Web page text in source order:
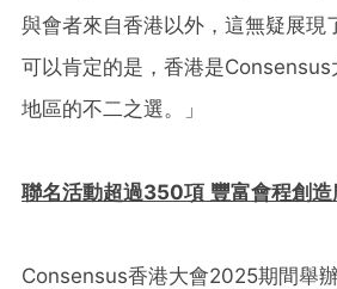
與會者來自香港以外，這無疑展現
可以肯定的是，香港是
地區的不二之選。」
聯名活動超過350項 豐富會程創造
Consensus香港大會2025期間舉